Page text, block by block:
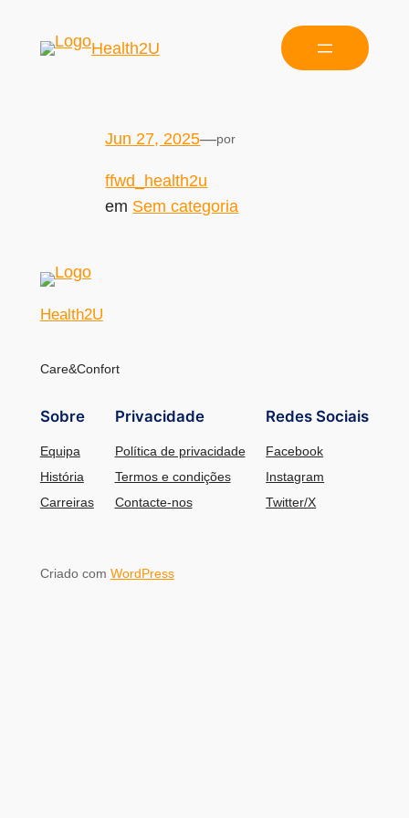
Health2U
Jun 27, 2025—por
ffwd_health2u
em Sem categoria
Health2U
Care&Confort
Sobre
Equipa
História
Carreiras
Privacidade
Política de privacidade
Termos e condições
Contacte-nos
Redes Sociais
Facebook
Instagram
Twitter/X
Criado com WordPress